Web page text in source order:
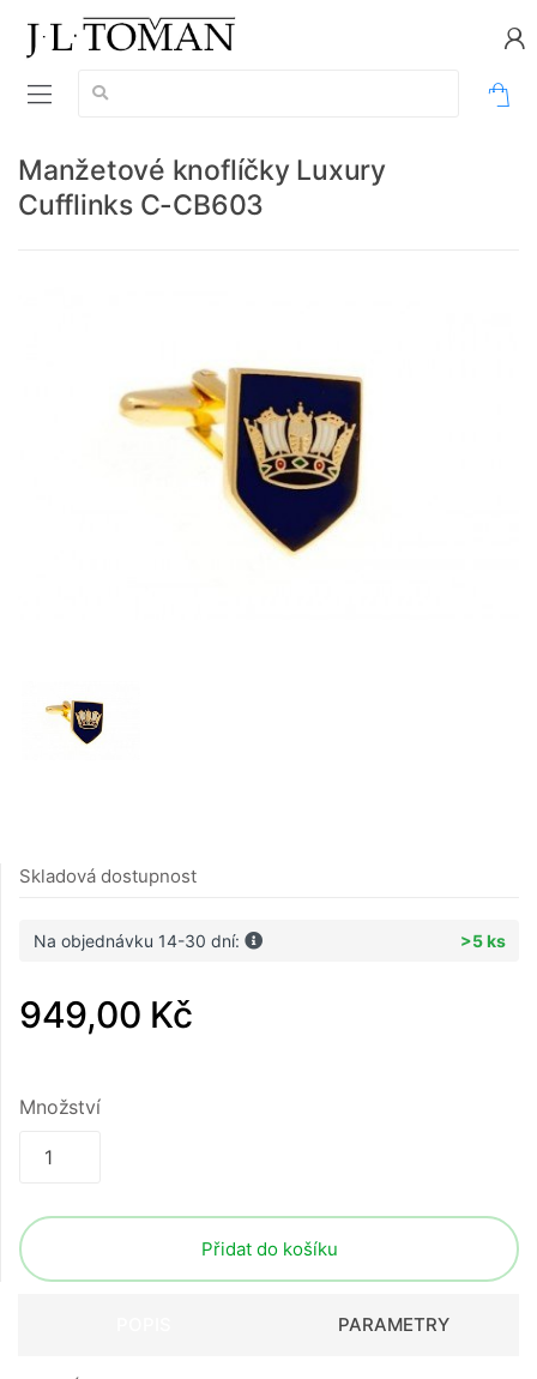
Vyhledávání:
Manžetové knoflíčky Luxury
Cufflinks C-CB603
Skladová dostupnost
Na objednávku 14-30 dní: >5 ks
949,00 Kč
Množství
Přidat do košíku
PARAMETRY